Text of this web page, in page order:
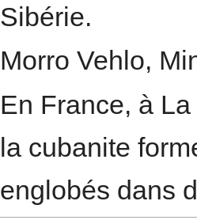
Sibérie.
Morro Vehlo,
En France, à
la cubanite
englobés dans